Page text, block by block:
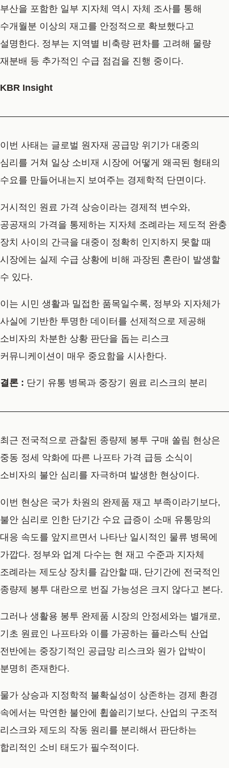
부산을 포함한 일부 지자체 역시 자체 조사를 통해
수개월분 이상의 재고를 안정적으로 확보했다고
설명한다. 정부는 지역별 비축량 편차를 고려해 물량
재분배 등 추가적인 수급 점검을 진행 중이다.
KBR Insight
이번 사태는 글로벌 원자재 공급망 위기가 대중의
심리를 거쳐 일상 소비재 시장에 어떻게 왜곡된 형태의
수요를 만들어내는지 보여주는 경제학적 단면이다.
거시적인 원료 가격 상승이라는 경제적 변수와,
공공재의 가격을 통제하는 지자체 조례라는 제도적 완충
장치 사이의 간극을 대중이 정확히 인지하지 못할 때
시장에는 실제 수급 상황에 비해 과장된 혼란이 발생할
수 있다.
이는 시민 생활과 밀접한 품목일수록, 정부와 지자체가
사실에 기반한 투명한 데이터를 선제적으로 제공해
소비자의 차분한 상황 판단을 돕는 리스크
커뮤니케이션이 매우 중요함을 시사한다.
결론 : 단기 유통 병목과 중장기 원료 리스크의 분리
최근 전국적으로 관찰된 종량제 봉투 구매 쏠림 현상은
중동 정세 악화에 따른 나프타 가격 급등 소식이
소비자의 불안 심리를 자극하며 발생한 현상이다.
이번 현상은 국가 차원의 완제품 재고 부족이라기보다,
불안 심리로 인한 단기간 수요 급증이 소매 유통망의
대응 속도를 앞지르면서 나타난 일시적인 물류 병목에
가깝다. 정부와 업계 다수는 현 재고 수준과 지자체
조례라는 제도상 장치를 감안할 때, 단기간에 전국적인
종량제 봉투 대란으로 번질 가능성은 크지 않다고 본다.
그러나 생활용 봉투 완제품 시장의 안정세와는 별개로,
기초 원료인 나프타와 이를 가공하는 플라스틱 산업
전반에는 중장기적인 공급망 리스크와 원가 압박이
분명히 존재한다.
물가 상승과 지정학적 불확실성이 상존하는 경제 환경
속에서는 막연한 불안에 휩쓸리기보다, 산업의 구조적
리스크와 제도의 작동 원리를 분리해서 판단하는
합리적인 소비 태도가 필수적이다.